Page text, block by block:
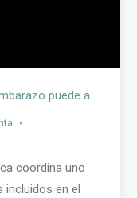
El consumo de tabaco durante el embarazo puede afectar a la placenta y al feto
coordina uno
en el